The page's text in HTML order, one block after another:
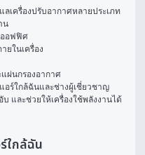
เครื่องปรับอากาศหลายประเภท
น
ออฟฟิศ
ยในเครื่อง
ผ่นกรองอากาศ
อร์ใกล้ฉันและช่างผู้เชี่ยวชาญ
และช่วยให้เครื่องใช้พลังงานได้
ใกล้ฉัน